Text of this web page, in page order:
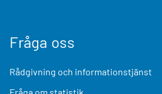
Fråga oss
Rådgivning och informationstjänst